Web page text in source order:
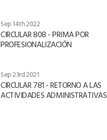
Sep 14th 2022
CIRCULAR 808 - PRIMA POR
PROFESIONALIZACIÓN
Sep 23rd 2021
CIRCULAR 781 - RETORNO A LAS
ACTIVIDADES ADMINISTRATIVAS